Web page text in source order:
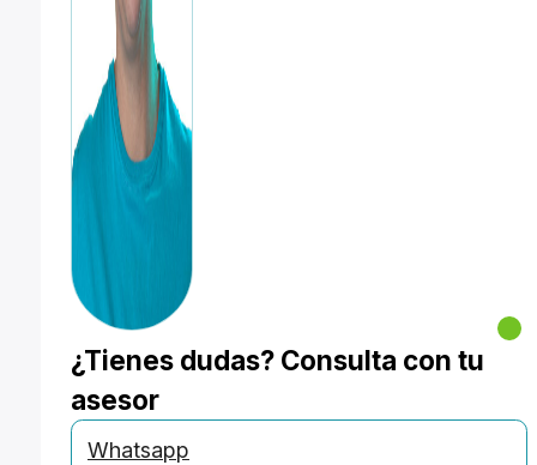
¿Tienes dudas? Consulta con tu
asesor
Whatsapp